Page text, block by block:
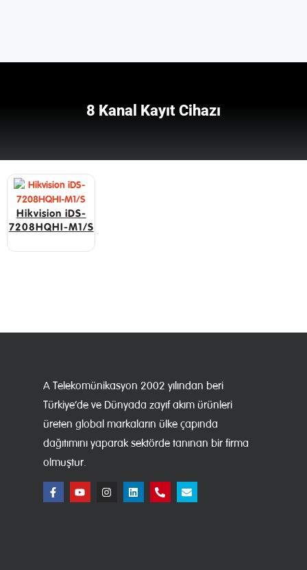
8 Kanal Kayıt Cihazı
Hikvision iDS-
7208HQHI-M1/S
A Telekomünikasyon 2002 yılından beri
Türkiye’de ve Dünyada zayıf akım ürünleri
üreten global markaların ülke çapında
dağıtımını yaparak sektörde tanınan bir firma
olmuştur.